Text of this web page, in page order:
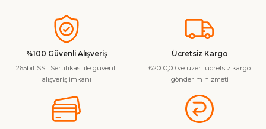
%100 Güvenli Alışveriş
265bit SSL Sertifikası ile güvenli
alışveriş imkanı
Ücretsiz Kargo
₺2000,00 ve üzeri ücretsiz kargo
gönderim hizmeti